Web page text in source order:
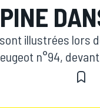
illustrées lors
n°94,